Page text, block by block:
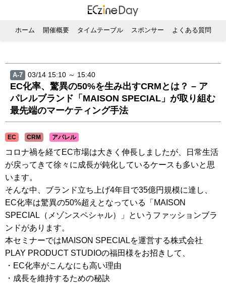
ホーム 開催概要 タイムテーブル スポンサー よくある質問
A-7 03/14 15:10 ～ 15:40
EC化率、驚異の50%を生み出すCRMとは？ – ア
パレルブランド「MAISON SPECIAL」が取り組む
最先端のマーケティング手法
EC CRM アパレル
コロナ禍を経てEC市場は大きく伸長しましたが、日常生活
が戻ってきて徐々に成長が鈍化しているケースも多いと思
います。
そんな中、ブランド立ち上げ4年目で35億円規模に達し、
EC化率は驚異の50%超えとなっている「MAISON
SPECIAL（メゾンスペシャル）」というファッションブラ
ンドがあります。
本セミナーではMAISON SPECIALを運営する株式会社
PLAY PRODUCT STUDIOの福田様をお招きして、
・EC化率がこんなにも高い理由
・成長を維持するための秘訣